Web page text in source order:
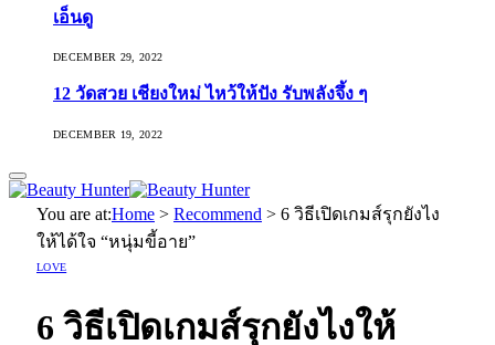
เอ็นดู
DECEMBER 29, 2022
12 วัดสวย เชียงใหม่ ไหว้ให้ปัง รับพลังจึ้ง ๆ
DECEMBER 19, 2022
You are at:Home > Recommend > 6 วิธีเปิดเกมส์รุกยังไง
ให้ได้ใจ “หนุ่มขี้อาย”
LOVE
6 วิธีเปิดเกมส์รุกยังไงให้